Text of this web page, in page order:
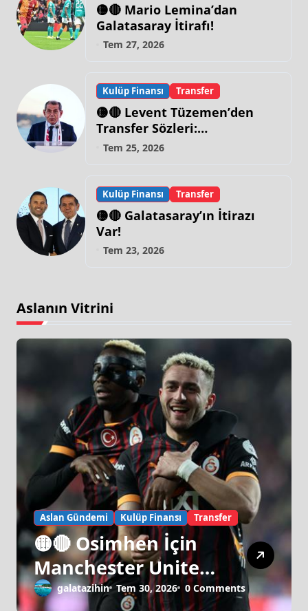
🟡🔴 Mario Lemina’dan
Galatasaray İtirafı!
Tem 27, 2026
Kulüp Finansı Transfer
🟡🔴 Levent Tüzemen’den
Transfer Sözleri:
“Galatasaray’ın Zirve
Tem 25, 2026
Kulüp Finansı Transfer
🟡🔴 Galatasaray’ın İtirazı
Var!
Tem 23, 2026
Aslanın Vitrini
Aslan Gündemi Kulüp Finansı Transfer
🟡🔴 Osimhen İçin
Manchester United
Israrı!
galatazihin Tem 30, 2026 0 Comments